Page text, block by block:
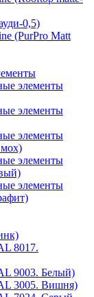
0,5)
(PurPro Matt
элементы
элементы
элементы
элементы
элементы
8017.
9003. Белый)
3005. Вишня)